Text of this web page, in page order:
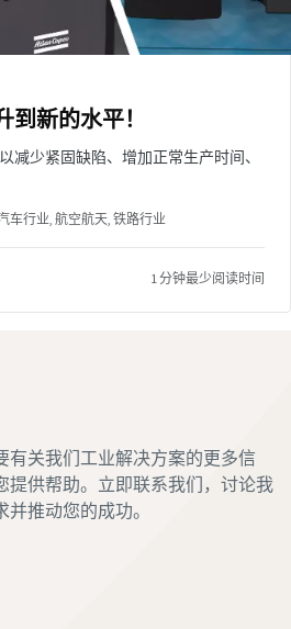
新的水平！
减少紧固缺陷、增加正常生产时间、
车行业 航空航天 铁路行业
1 分钟最少阅读时间
有关我们工业解决方案的更多信
提供帮助。立即联系我们，讨论我
推动您的成功。